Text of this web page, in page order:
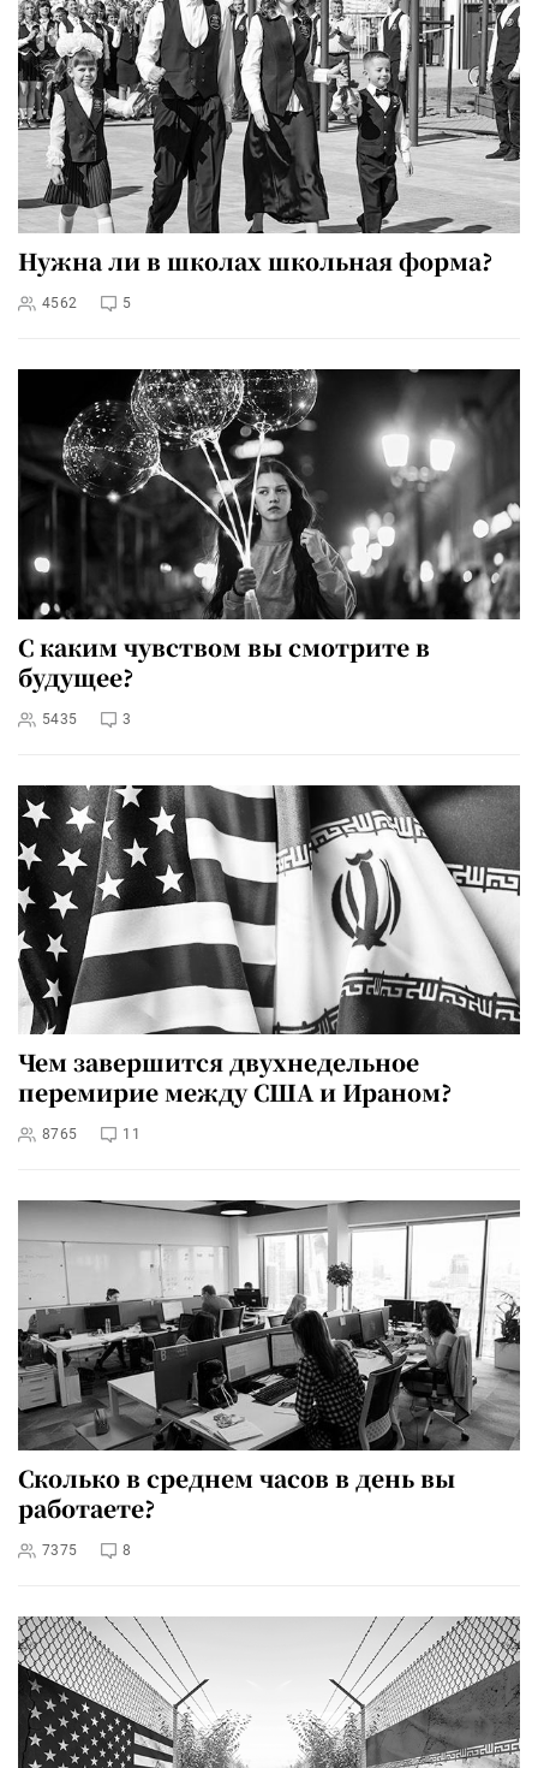
Нужна ли в школах школьная форма?
4562 5
С каким чувством вы смотрите в
будущее?
5435 3
Чем завершится двухнедельное
перемирие между США и Ираном?
8765 11
Сколько в среднем часов в день вы
работаете?
7375 8